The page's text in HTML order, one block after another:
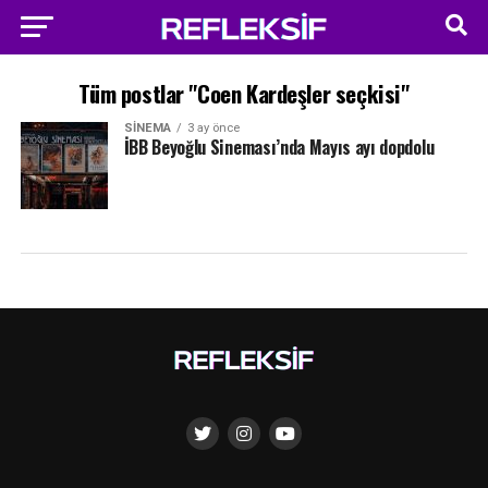
Tüm postlar "Coen Kardeşler seçkisi"
SINEMA 3 ay önce
İBB Beyoğlu Sineması’nda Mayıs ayı dopdolu